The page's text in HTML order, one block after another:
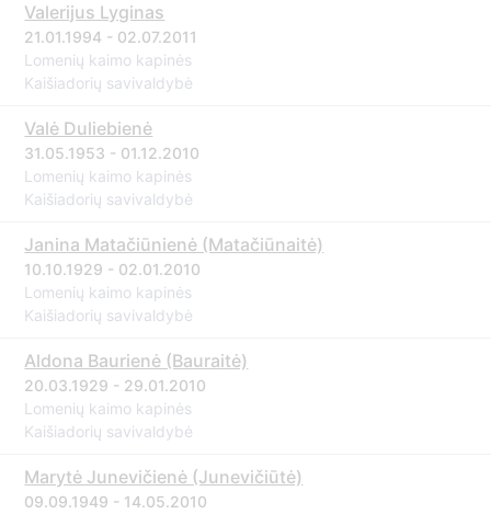
Valerijus Lyginas
21.01.1994 - 02.07.2011
Lomenių kaimo kapinės
Kaišiadorių savivaldybė
Valė Duliebienė
31.05.1953 - 01.12.2010
Lomenių kaimo kapinės
Kaišiadorių savivaldybė
Janina Matačiūnienė (Matačiūnaitė)
10.10.1929 - 02.01.2010
Lomenių kaimo kapinės
Kaišiadorių savivaldybė
Aldona Baurienė (Bauraitė)
20.03.1929 - 29.01.2010
Lomenių kaimo kapinės
Kaišiadorių savivaldybė
Marytė Junevičienė (Junevičiūtė)
09.09.1949 - 14.05.2010